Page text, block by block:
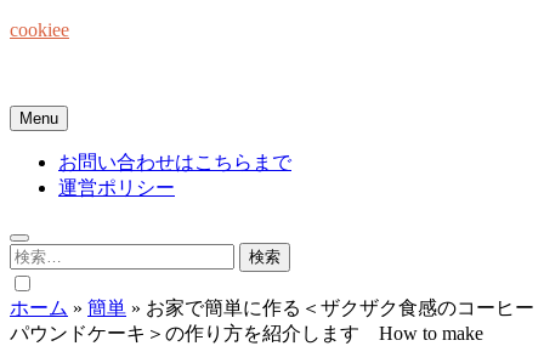
Skip
cookiee
Menu
お問い合わせはこちらまで
運営ポリシー
検
索:
ホーム » 簡単 » お家で簡単に作る＜ザクザク食感のコーヒー
パウンドケーキ＞の作り方を紹介します How to make